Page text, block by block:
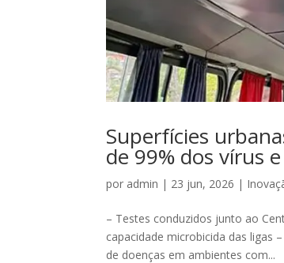
Superfícies
de 99% dos vírus
por admin | 23 jun, 2026 |
– Testes conduzidos junto ao
capacidade microbicida das ligas
de doenças em ambientes com...